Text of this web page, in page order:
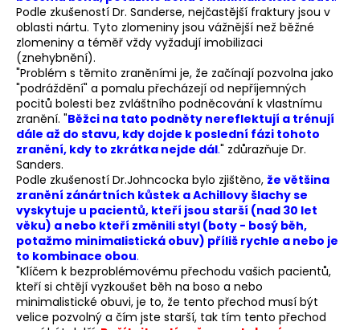
Podle zkušeností Dr. Sanderse, nejčastější fraktury jsou v
oblasti nártu. Tyto zlomeniny jsou vážnější než běžné
zlomeniny a téměř vždy vyžadují imobilizaci
(znehybnění).
"Problém s těmito zraněními je, že začínají pozvolna jako
"podráždění" a pomalu přecházejí od nepříjemných
pocitů bolesti bez zvláštního podněcování k vlastnímu
zranění. "Běžci na tato podněty nereflektují a trénují
dále až do stavu, kdy dojde k poslední fázi tohoto
zranění, kdy to zkrátka nejde dál." zdůrazňuje Dr.
Sanders.
Podle zkušeností Dr.Johncocka bylo zjištěno, že většina
zranění zánártních kůstek a Achillovy šlachy se
vyskytuje u pacientů, kteří jsou starší (nad 30 let
věku) a nebo kteří změnili styl (boty - bosý běh,
potažmo minimalistická obuv) příliš rychle a nebo je
to kombinace obou.
"Klíčem k bezproblémovému přechodu vašich pacientů,
kteří si chtějí vyzkoušet běh na boso a nebo
minimalistické obuvi, je to, že tento přechod musí být
velice pozvolný a čím jste starší, tak tím tento přechod